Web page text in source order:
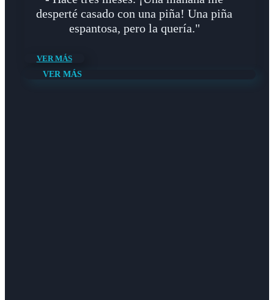
desperté casado con una piña! Una piña
espantosa, pero la quería."
VER MÁS
VER MÁS